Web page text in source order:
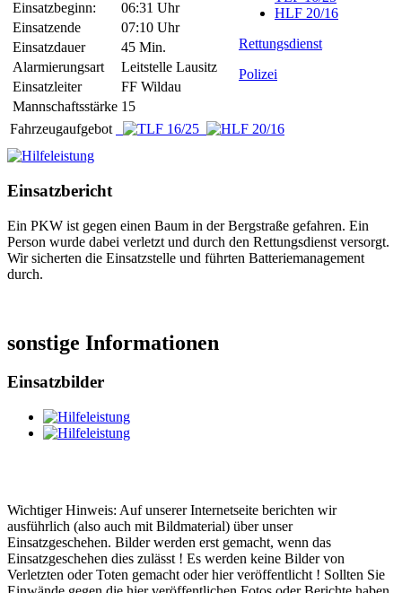
Einsatzbeginn:
06:31 Uhr
Einsatzende
07:10 Uhr
Einsatzdauer
45 Min.
Alarmierungsart
Leitstelle Lausitz
Einsatzleiter
FF Wildau
Mannschaftsstärke 15
HLF 20/16
Rettungsdienst
Polizei
Fahrzeugaufgebot
Einsatzbericht
Ein PKW ist gegen einen Baum in der Bergstraße gefahren. Ein
Person wurde dabei verletzt und durch den Rettungsdienst versorgt.
Wir sicherten die Einsatzstelle und führten Batteriemanagement
durch.
sonstige Informationen
Einsatzbilder
Wichtiger Hinweis: Auf unserer Internetseite berichten wir
ausführlich (also auch mit Bildmaterial) über unser
Einsatzgeschehen. Bilder werden erst gemacht, wenn das
Einsatzgeschehen dies zulässt ! Es werden keine Bilder von
Verletzten oder Toten gemacht oder hier veröffentlicht ! Sollten Sie